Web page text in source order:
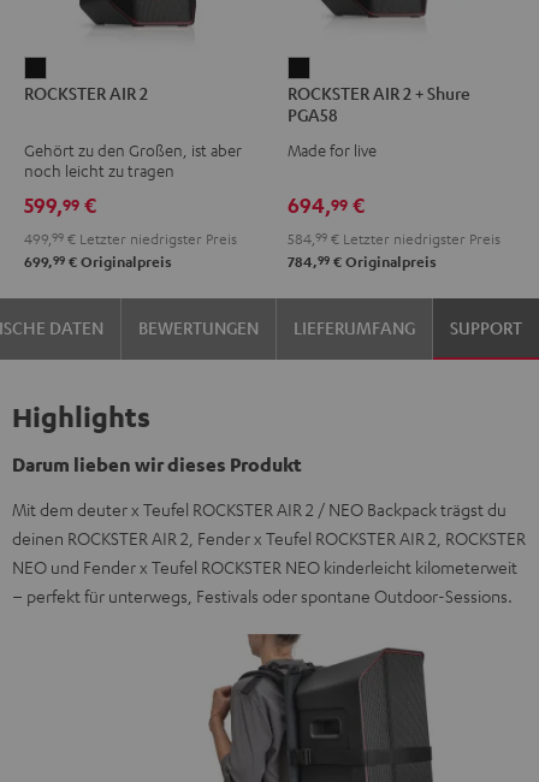
AIR
Schwarz
ROCKSTER AIR 2
Gehört zu den Großen, ist aber
noch leicht zu tragen
599,99 €
499, 99 € Letzter niedrigster Preis
699,99 € Originalpreis
AIR
2
+
PGA58
Schwarz
ROCKSTER AIR 2 + Shure
PGA58
Made for live
694,99 €
584, 99 € Letzter niedrigster Preis
784,99 € Originalpreis
DATEN BEWERTUNGEN LIEFERUMFANG SUPPORT
Highlights
Darum lieben wir dieses Produkt
Mit dem deuter x Teufel ROCKSTER AIR 2 / NEO Backpack trägst du
deinen ROCKSTER AIR 2, Fender x Teufel ROCKSTER AIR 2, ROCKSTER
NEO und Fender x Teufel ROCKSTER NEO kinderleicht kilometerweit
– perfekt für unterwegs, Festivals oder spontane Outdoor-Sessions.